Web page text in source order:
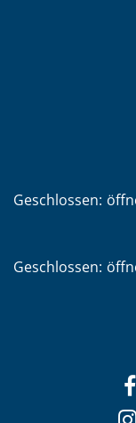
Klicken, um
Geschlossen:
Klicken, um
Geschlossen: